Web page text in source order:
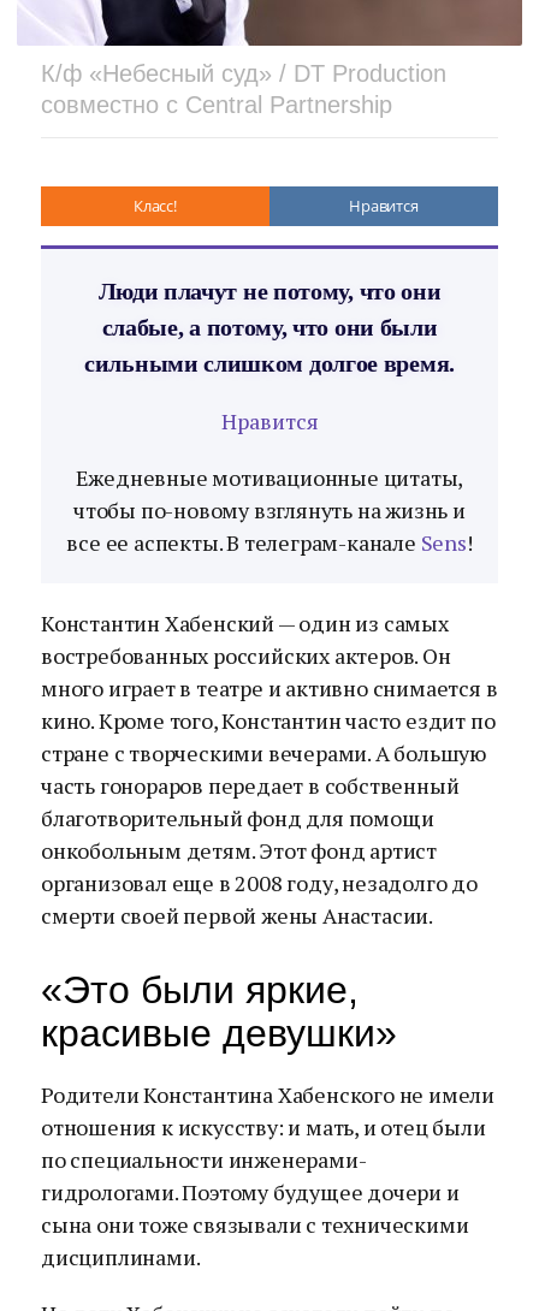
К/ф «Небесный суд» / DT Production
совместно с Central Partnership
Класс! Нравится
Люди плачут не потому, что они
слабые, а потому, что они были
сильными слишком долгое время.
Нравится
Ежедневные мотивационные цитаты,
чтобы по-новому взглянуть на жизнь и
все ее аспекты. В телеграм-канале Sens!
Константин Хабенский — один из самых
востребованных российских актеров. Он
много играет в театре и активно снимается в
кино. Кроме того, Константин часто ездит по
стране с творческими вечерами. А большую
часть гонораров передает в собственный
благотворительный фонд для помощи
онкобольным детям. Этот фонд артист
организовал еще в 2008 году, незадолго до
смерти своей первой жены Анастасии.
«Это были яркие,
красивые девушки»
Родители Константина Хабенского не имели
отношения к искусству: и мать, и отец были
по специальности инженерами-
гидрологами. Поэтому будущее дочери и
сына они тоже связывали с техническими
дисциплинами.